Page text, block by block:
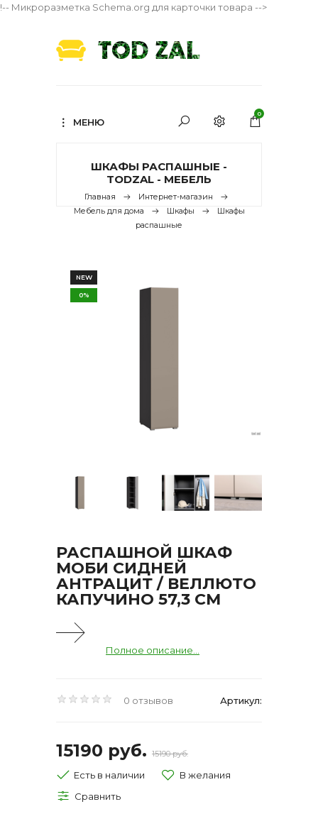
!-- Микроразметка Schema.org для карточки товара -->
МЕНЮ
0
ШКАФЫ РАСПАШНЫЕ -
TODZAL - МЕБЕЛЬ
Главная
Интернет-магазин
Мебель для дома
Шкафы
Шкафы
распашные
NEW
0%
РАСПАШНОЙ ШКАФ
МОБИ СИДНЕЙ
АНТРАЦИТ / ВЕЛЛЮТО
КАПУЧИНО 57,3 СМ
Полное описание...
0 отзывов Артикул:
15190 руб. 15190 руб.
Есть в наличии